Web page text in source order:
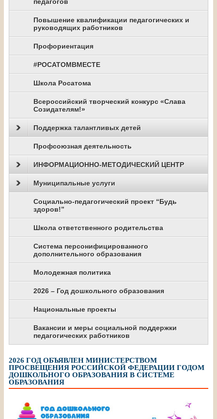
педагогов
Повышение квалификации педагогических и
руководящих работников
Профориентация
#РОСАТОМВМЕСТЕ
Школа Росатома
Всероссийский творческий конкурс «Слава
Созидателям!»
Поддержка талантливых детей
Профсоюзная деятельность
ИНФОРМАЦИОННО-МЕТОДИЧЕСКИЙ ЦЕНТР
Муниципальные услуги
Социально-педагогический проект “Будь
здоров!”
Школа ответственного родительства
Система персонифицированного
дополнительного образования
Молодежная политика
2026 – Год дошкольного образования
Национальные проекты
Вакансии и меры социальной поддержки
педагогических работников
2026 ГОД ОБЪЯВЛЕН МИНИСТЕРСТВОМ
ПРОСВЕЩЕНИЯ РОССИЙСКОЙ ФЕДЕРАЦИИ ГОДОМ
ДОШКОЛЬНОГО ОБРАЗОВАНИЯ В СИСТЕМЕ
ОБРАЗОВАНИЯ